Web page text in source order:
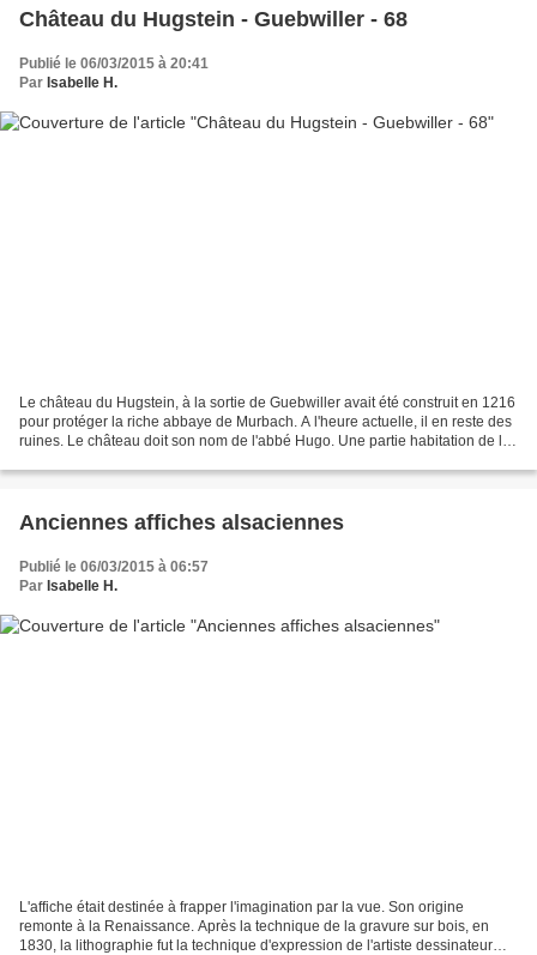
Château du Hugstein - Guebwiller - 68
Publié le 06/03/2015 à 20:41
Par Isabelle H.
Le château du Hugstein, à la sortie de Guebwiller avait été construit en 1216
pour protéger la riche abbaye de Murbach. A l'heure actuelle, il en reste des
ruines. Le château doit son nom de l'abbé Hugo. Une partie habitation de la
Anciennes affiches alsaciennes
Publié le 06/03/2015 à 06:57
Par Isabelle H.
L'affiche était destinée à frapper l'imagination par la vue. Son origine
remonte à la Renaissance. Après la technique de la gravure sur bois, en
1830, la lithographie fut la technique d'expression de l'artiste dessinateur